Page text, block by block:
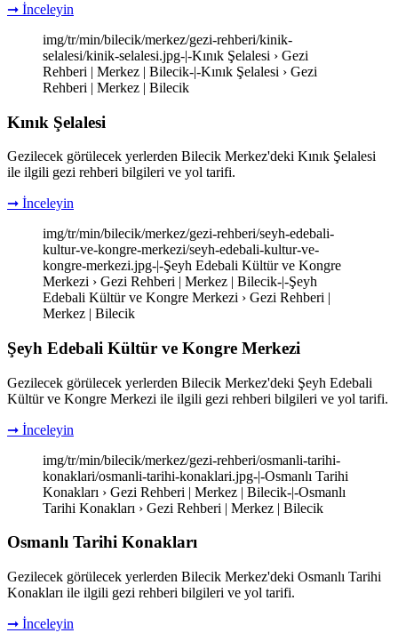
➞ İnceleyin
img/tr/min/bilecik/merkez/gezi-rehberi/kinik-
selalesi/kinik-selalesi.jpg-|-Kınık Şelalesi › Gezi
Rehberi | Merkez | Bilecik-|-Kınık Şelalesi › Gezi
Rehberi | Merkez | Bilecik
Kınık Şelalesi
Gezilecek görülecek yerlerden Bilecik Merkez'deki Kınık Şelalesi
ile ilgili gezi rehberi bilgileri ve yol tarifi.
➞ İnceleyin
img/tr/min/bilecik/merkez/gezi-rehberi/seyh-edebali-
kultur-ve-kongre-merkezi/seyh-edebali-kultur-ve-
kongre-merkezi.jpg-|-Şeyh Edebali Kültür ve Kongre
Merkezi › Gezi Rehberi | Merkez | Bilecik-|-Şeyh
Edebali Kültür ve Kongre Merkezi › Gezi Rehberi |
Merkez | Bilecik
Şeyh Edebali Kültür ve Kongre Merkezi
Gezilecek görülecek yerlerden Bilecik Merkez'deki Şeyh Edebali
Kültür ve Kongre Merkezi ile ilgili gezi rehberi bilgileri ve yol tarifi.
➞ İnceleyin
img/tr/min/bilecik/merkez/gezi-rehberi/osmanli-tarihi-
konaklari/osmanli-tarihi-konaklari.jpg-|-Osmanlı Tarihi
Konakları › Gezi Rehberi | Merkez | Bilecik-|-Osmanlı
Tarihi Konakları › Gezi Rehberi | Merkez | Bilecik
Osmanlı Tarihi Konakları
Gezilecek görülecek yerlerden Bilecik Merkez'deki Osmanlı Tarihi
Konakları ile ilgili gezi rehberi bilgileri ve yol tarifi.
➞ İnceleyin